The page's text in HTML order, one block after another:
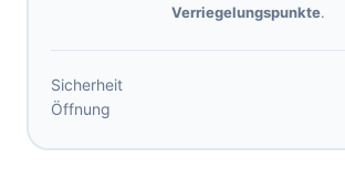
Verriegelungspunkte.
Sicherheit
Öffnung